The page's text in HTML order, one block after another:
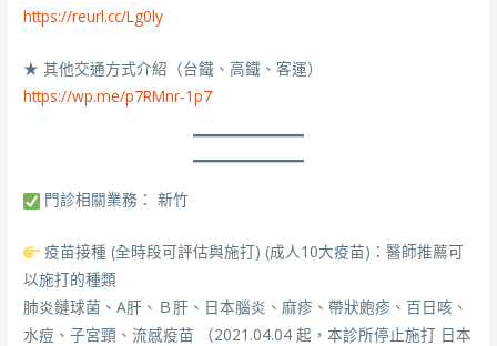
https://reurl.cc/Lg0ly
★ 其他交通方式介紹（台鐵、高鐵、客運）
https://wp.me/p7RMnr-1p7
門診相關業務： 新竹
疫苗接種 (全時段可評估與施打) (成人10大疫苗)：醫師推薦可
以施打的種類
肺炎鏈球菌、A肝、Ｂ肝、日本腦炎、麻疹、帶狀皰疹、百日咳、
水痘、子宮頸、流感疫苗 （2021.04.04 起，本診所停止施打 日本